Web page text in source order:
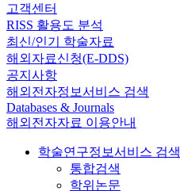
고객센터
RISS 활용도 분석
최신/인기 학술자료
해외자료신청(E-DDS)
공지사항
해외전자정보서비스 검색
Databases & Journals
해외전자자료 이용안내
학술연구정보서비스 검색
통합검색
학위논문